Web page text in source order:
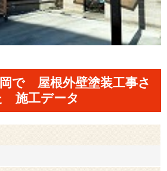
で 屋根外壁塗装工事さ
施工データ